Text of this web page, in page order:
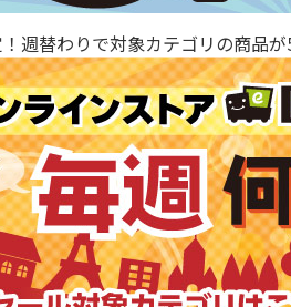
週替わりで対象カテゴリの商品が